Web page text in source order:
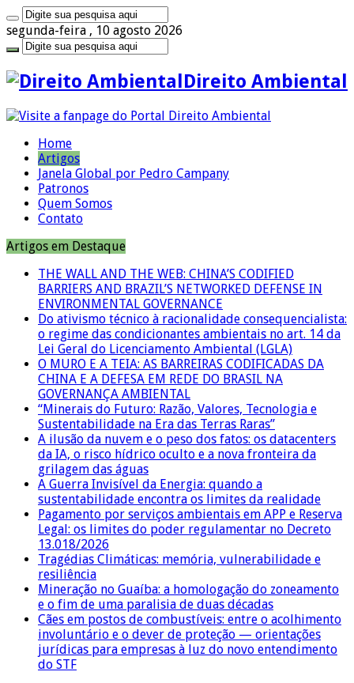
segunda-feira , 10 agosto 2026
Direito Ambiental
Home
Artigos
Janela Global por Pedro Campany
Patronos
Quem Somos
Contato
Artigos em Destaque
THE WALL AND THE WEB: CHINA’S CODIFIED
BARRIERS AND BRAZIL’S NETWORKED DEFENSE IN
ENVIRONMENTAL GOVERNANCE
Do ativismo técnico à racionalidade consequencialista:
o regime das condicionantes ambientais no art. 14 da
Lei Geral do Licenciamento Ambiental (LGLA)
O MURO E A TEIA: AS BARREIRAS CODIFICADAS DA
CHINA E A DEFESA EM REDE DO BRASIL NA
GOVERNANÇA AMBIENTAL
“Minerais do Futuro: Razão, Valores, Tecnologia e
Sustentabilidade na Era das Terras Raras”
A ilusão da nuvem e o peso dos fatos: os datacenters
da IA, o risco hídrico oculto e a nova fronteira da
grilagem das águas
A Guerra Invisível da Energia: quando a
sustentabilidade encontra os limites da realidade
Pagamento por serviços ambientais em APP e Reserva
Legal: os limites do poder regulamentar no Decreto
13.018/2026
Tragédias Climáticas: memória, vulnerabilidade e
resiliência
Mineração no Guaíba: a homologação do zoneamento
e o fim de uma paralisia de duas décadas
Cães em postos de combustíveis: entre o acolhimento
involuntário e o dever de proteção — orientações
jurídicas para empresas à luz do novo entendimento
do STF